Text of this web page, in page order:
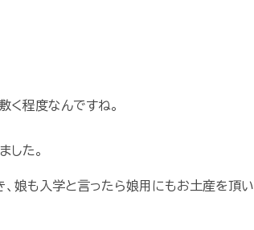
く程度なんですね。
した。
娘も入学と言ったら娘用にもお土産を頂い